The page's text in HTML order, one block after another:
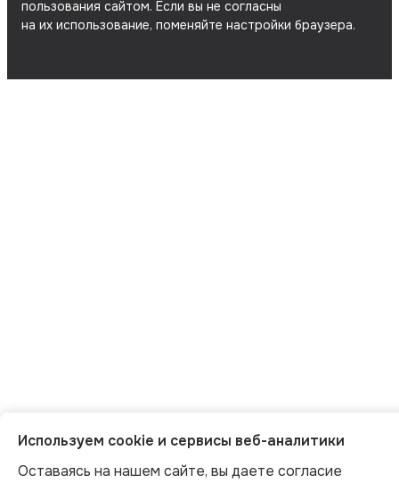
пользования сайтом. Если вы не согласны
на их использование, поменяйте настройки браузера.
Используем cookie и сервисы веб-аналитики
Оставаясь на нашем сайте, вы даете согласие